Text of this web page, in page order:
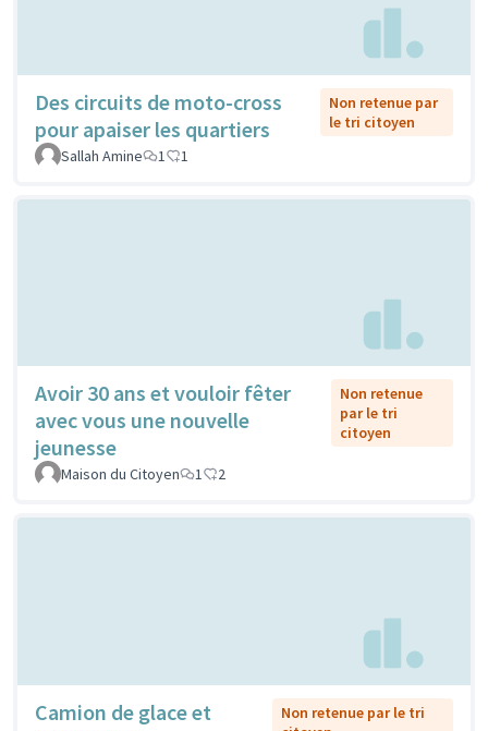
Des circuits de moto-cross
pour apaiser les quartiers
Non retenue par
le tri citoyen
Sallah Amine
1 1
Avoir 30 ans et vouloir fêter
avec vous une nouvelle
jeunesse
Non retenue
par le tri
citoyen
Maison du Citoyen 1 2
Camion de glace et
Non retenue par le tri